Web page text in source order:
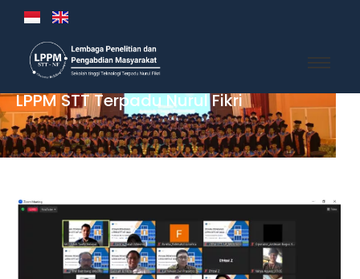
LPPM STT Terpadu Nurul Fikri